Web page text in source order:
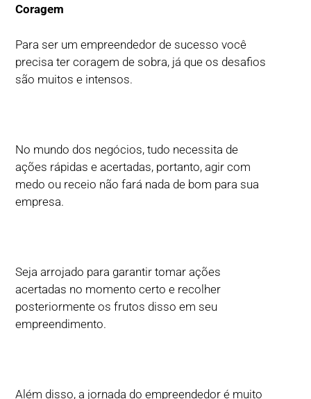
Coragem
Para ser um empreendedor de sucesso você
precisa ter coragem de sobra, já que os desafios
são muitos e intensos.
No mundo dos negócios, tudo necessita de
ações rápidas e acertadas, portanto, agir com
medo ou receio não fará nada de bom para sua
empresa.
Seja arrojado para garantir tomar ações
acertadas no momento certo e recolher
posteriormente os frutos disso em seu
empreendimento.
Além disso, a jornada do empreendedor é muito